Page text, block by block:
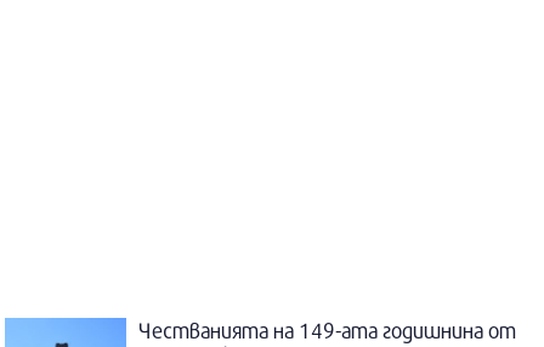
Честванията на 149-ата годишнина от